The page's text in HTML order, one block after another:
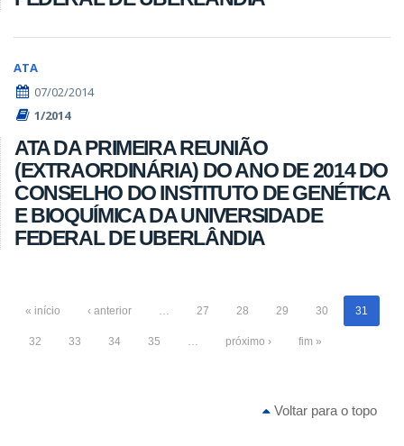
ATA
07/02/2014
1/2014
ATA DA PRIMEIRA REUNIÃO
(EXTRAORDINÁRIA) DO ANO DE 2014 DO
CONSELHO DO INSTITUTO DE GENÉTICA
E BIOQUÍMICA DA UNIVERSIDADE
FEDERAL DE UBERLÂNDIA
« início ‹ anterior … 27 28 29 30 31
32 33 34 35 … próximo › fim »
Voltar para o topo